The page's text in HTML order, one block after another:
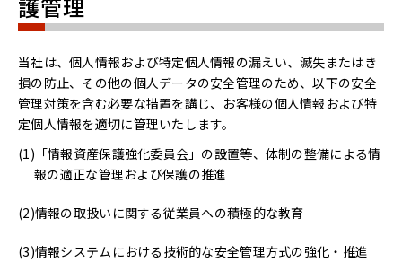
護管理
当社は、個人情報および特定個人情報の漏えい、滅失またはき
損の防止、その他の個人データの安全管理のため、以下の安全
管理対策を含む必要な措置を講じ、お客様の個人情報および特
定個人情報を適切に管理いたします。
「情報資産保護強化委員会」の設置等、体制の整備による情
報の適正な管理および保護の推進
情報の取扱いに関する従業員への積極的な教育
情報システムにおける技術的な安全管理方式の強化・推進